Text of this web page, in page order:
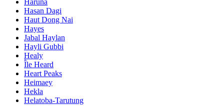
Hasan Dagi
Haut Dong Nai
Hayes
Jabal Haylan
Hayli Gubbi
Healy
Île Heard
Heart Peaks
Heimaey
Hekla
Helatoba-Tarutung